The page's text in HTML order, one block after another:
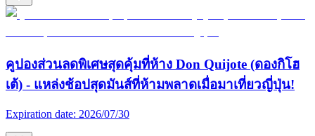
คูปองส่วนลดพิเศษสุดคุ้มที่ห้าง Don Quijote (ดองกิโฮ
เต้) - แหล่งช้อปสุดมันส์ที่ห้ามพลาดเมื่อมาเที่ยวญี่ปุ่น!
Expiration date: 2026/07/30